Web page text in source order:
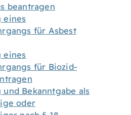
beantragen
eines
für Asbest
eines
für Biozid-
Bekanntgabe als
oder